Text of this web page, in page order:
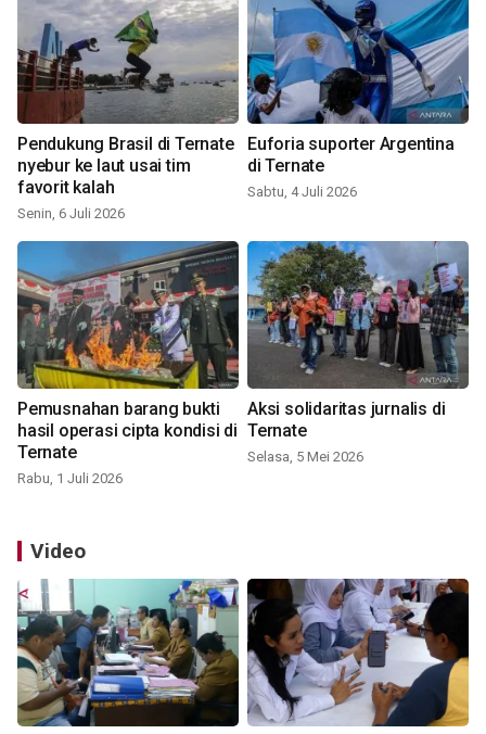
Pendukung Brasil di Ternate
nyebur ke laut usai tim
favorit kalah
Senin, 6 Juli 2026
Euforia suporter Argentina
di Ternate
Sabtu, 4 Juli 2026
Pemusnahan barang bukti
hasil operasi cipta kondisi di
Ternate
Rabu, 1 Juli 2026
Aksi solidaritas jurnalis di
Ternate
Selasa, 5 Mei 2026
Video